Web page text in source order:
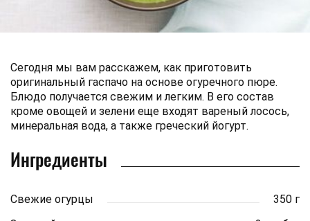
Сегодня мы вам расскажем, как приготовить
оригинальный гаспачо на основе огуречного пюре.
Блюдо получается свежим и легким. В его состав
кроме овощей и зелени еще входят вареный лосось,
минеральная вода, а также греческий йогурт.
Ингредиенты
Свежие огурцы
350 г